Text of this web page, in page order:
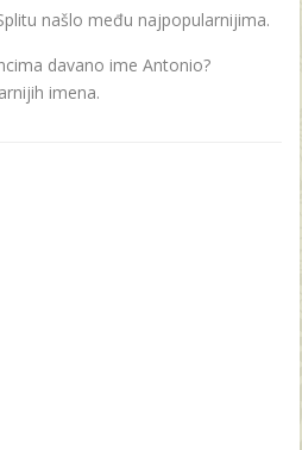
našlo među najpopularnijima.
davano ime Antonio?
imena.